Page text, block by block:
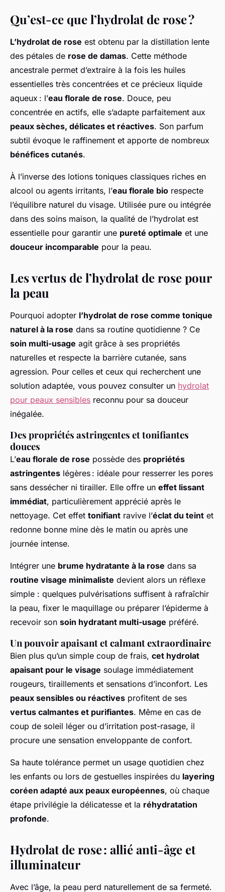
Qu’est-ce que l’hydrolat de rose ?
L’hydrolat de rose est obtenu par la distillation lente
des pétales de rose de damas. Cette méthode
ancestrale permet d’extraire à la fois les huiles
essentielles très concentrées et ce précieux liquide
aqueux : l’eau florale de rose. Douce, peu
concentrée en actifs, elle s’adapte parfaitement aux
peaux sèches, délicates et réactives. Son parfum
subtil évoque le raffinement et apporte de nombreux
bénéfices cutanés.
À l’inverse des lotions toniques classiques riches en
alcool ou agents irritants, l’eau florale bio respecte
l’équilibre naturel du visage. Utilisée pure ou intégrée
dans des soins maison, la qualité de l’hydrolat est
essentielle pour garantir une pureté optimale et une
douceur incomparable pour la peau.
Les vertus de l’hydrolat de rose pour
la peau
Pourquoi adopter l’hydrolat de rose comme tonique
naturel à la rose dans sa routine quotidienne ? Ce
soin multi-usage agit grâce à ses propriétés
naturelles et respecte la barrière cutanée, sans
agression. Pour celles et ceux qui recherchent une
solution adaptée, vous pouvez consulter un hydrolat
pour peaux sensibles reconnu pour sa douceur
inégalée.
Des propriétés astringentes et tonifiantes
douces
L’eau florale de rose possède des propriétés
astringentes légères : idéale pour resserrer les pores
sans dessécher ni tirailler. Elle offre un effet lissant
immédiat, particulièrement apprécié après le
nettoyage. Cet effet tonifiant ravive l’éclat du teint et
redonne bonne mine dès le matin ou après une
journée intense.
Intégrer une brume hydratante à la rose dans sa
routine visage minimaliste devient alors un réflexe
simple : quelques pulvérisations suffisent à rafraîchir
la peau, fixer le maquillage ou préparer l’épiderme à
recevoir son soin hydratant multi-usage préféré.
Un pouvoir apaisant et calmant extraordinaire
Bien plus qu’un simple coup de frais, cet hydrolat
apaisant pour le visage soulage immédiatement
rougeurs, tiraillements et sensations d’inconfort. Les
peaux sensibles ou réactives profitent de ses
vertus calmantes et purifiantes. Même en cas de
coup de soleil léger ou d’irritation post-rasage, il
procure une sensation enveloppante de confort.
Sa haute tolérance permet un usage quotidien chez
les enfants ou lors de gestuelles inspirées du layering
coréen adapté aux peaux européennes, où chaque
étape privilégie la délicatesse et la réhydratation
profonde.
Hydrolat de rose : allié anti-âge et
illuminateur
Avec l’âge, la peau perd naturellement de sa fermeté.